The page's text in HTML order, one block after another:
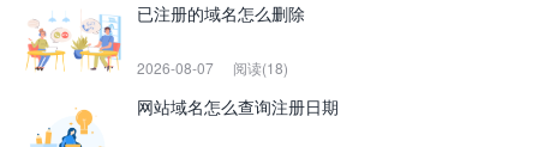
已注册的域名怎么删除
2026-08-07 阅读(18)
网站域名怎么查询注册日期